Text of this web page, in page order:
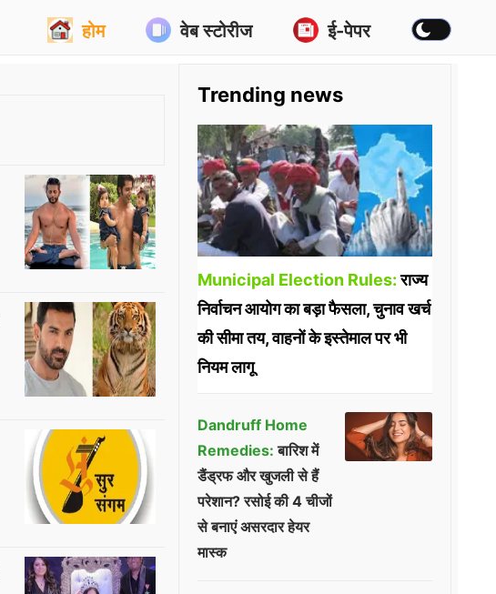
होम वेब स्टोरीज ई-पेपर
Trending news
Municipal Election Rules:राज्य
निर्वाचन आयोग का बड़ा फैसला, चुनाव खर्च
की सीमा तय, वाहनों के इस्तेमाल पर भी
नियम लागू
Dandruff Home
Remedies: बारिश में
डैंड्रफ और खुजली से हैं
परेशान? रसोई की 4 चीजों
से बनाएं असरदार हेयर
मास्क